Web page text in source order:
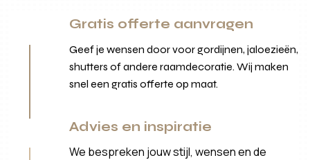
Gratis offerte aanvragen
Geef je wensen door voor gordijnen, jaloezieën,
shutters of andere raamdecoratie. Wij maken
snel een gratis offerte op maat.
Advies en inspiratie
We bespreken jouw stijl, wensen en de